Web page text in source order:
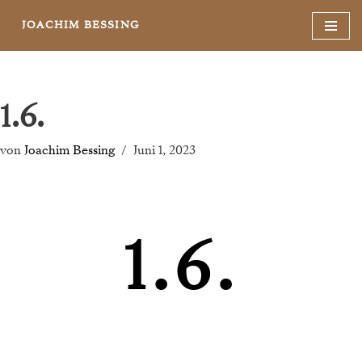
JOACHIM BESSING
1.6.
von Joachim Bessing Juni 1, 2023
1.6.